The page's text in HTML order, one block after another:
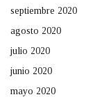
septiembre 2020
agosto 2020
julio 2020
junio 2020
mayo 2020